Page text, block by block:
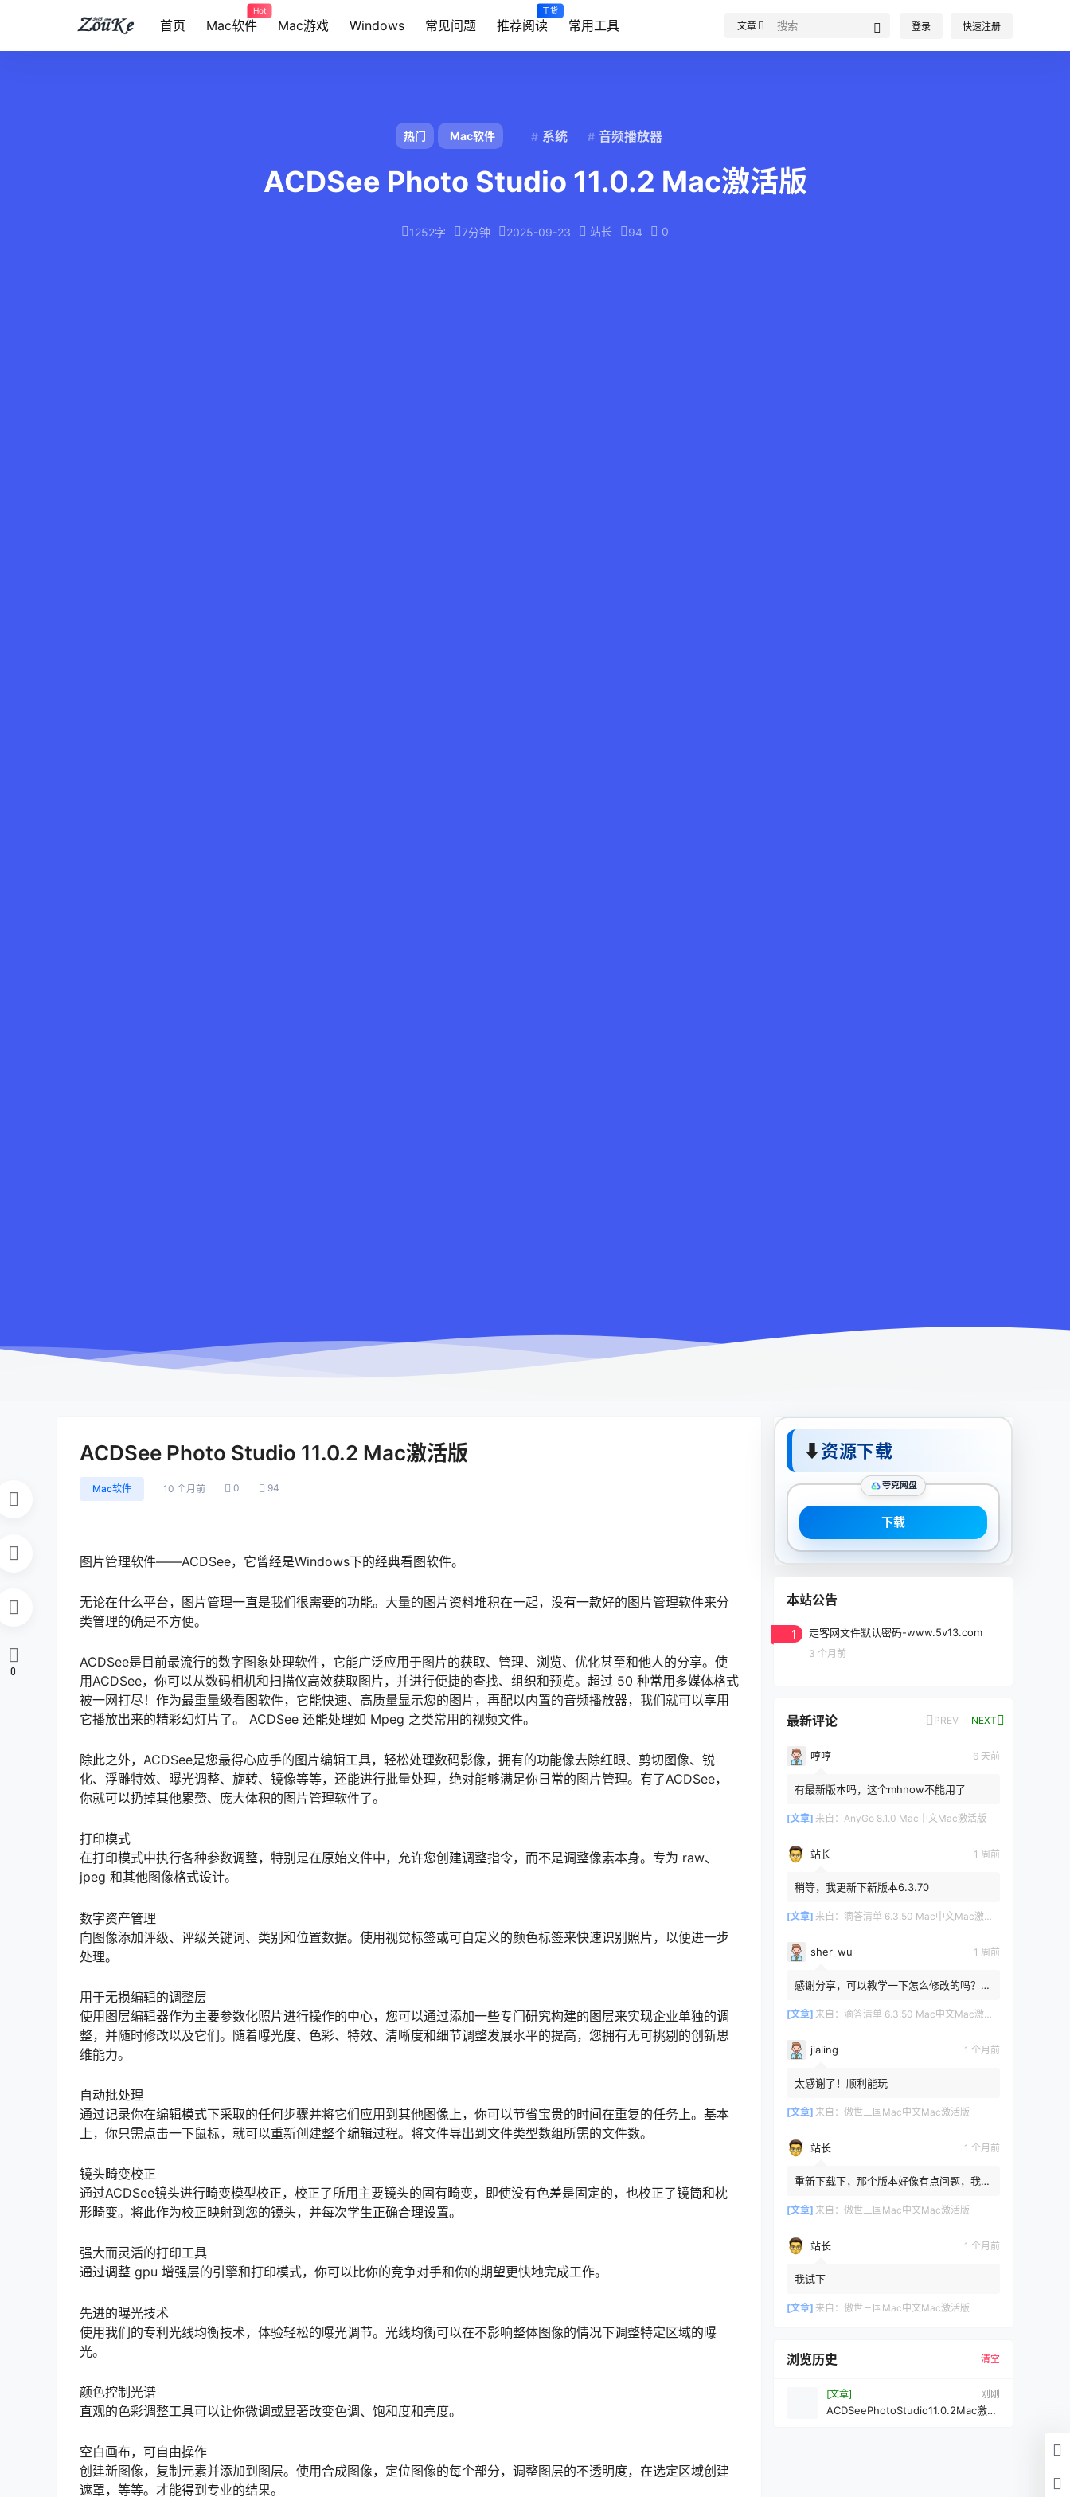
首页 Mac软件
Hot
Mac游戏 Windows 常见问题 推荐阅读
干货
常用工具 文章 登录 快速注册
热门 Mac软件 系统 音频播放器
ACDSee Photo Studio 11.0.2 Mac激活版
1252字 7分钟 2025-09-23 站长 94 0
ACDSee Photo Studio 11.0.2 Mac激活版
Mac软件 10 个月前 0 94
图片管理软件——ACDSee，它曾经是Windows下的经典看图软件。
无论在什么平台，图片管理一直是我们很需要的功能。大量的图片资料堆积在一起，没有一款好的图片管理软件来分
类管理的确是不方便。
ACDSee是目前最流行的数字图象处理软件，它能广泛应用于图片的获取、管理、浏览、优化甚至和他人的分享。使
用ACDSee，你可以从数码相机和扫描仪高效获取图片，并进行便捷的查找、组织和预览。超过 50 种常用多媒体格式
被一网打尽！作为最重量级看图软件，它能快速、高质量显示您的图片，再配以内置的音频播放器，我们就可以享用
它播放出来的精彩幻灯片了。 ACDSee 还能处理如 Mpeg 之类常用的视频文件。
除此之外，ACDSee是您最得心应手的图片编辑工具，轻松处理数码影像，拥有的功能像去除红眼、剪切图像、锐
化、浮雕特效、曝光调整、旋转、镜像等等，还能进行批量处理，绝对能够满足你日常的图片管理。有了ACDSee，
你就可以扔掉其他累赘、庞大体积的图片管理软件了。
打印模式
在打印模式中执行各种参数调整，特别是在原始文件中，允许您创建调整指令，而不是调整像素本身。专为 raw、
jpeg 和其他图像格式设计。
数字资产管理
向图像添加评级、评级关键词、类别和位置数据。使用视觉标签或可自定义的颜色标签来快速识别照片，以便进一步
处理。
用于无损编辑的调整层
使用图层编辑器作为主要参数化照片进行操作的中心，您可以通过添加一些专门研究构建的图层来实现企业单独的调
整，并随时修改以及它们。随着曝光度、色彩、特效、清晰度和细节调整发展水平的提高，您拥有无可挑剔的创新思
维能力。
自动批处理
通过记录你在编辑模式下采取的任何步骤并将它们应用到其他图像上，你可以节省宝贵的时间在重复的任务上。基本
上，你只需点击一下鼠标，就可以重新创建整个编辑过程。将文件导出到文件类型数组所需的文件数。
镜头畸变校正
通过ACDSee镜头进行畸变模型校正，校正了所用主要镜头的固有畸变，即使没有色差是固定的，也校正了镜筒和枕
形畸变。将此作为校正映射到您的镜头，并每次学生正确合理设置。
强大而灵活的打印工具
通过调整 gpu 增强层的引擎和打印模式，你可以比你的竞争对手和你的期望更快地完成工作。
先进的曝光技术
使用我们的专利光线均衡技术，体验轻松的曝光调节。光线均衡可以在不影响整体图像的情况下调整特定区域的曝
光。
颜色控制光谱
直观的色彩调整工具可以让你微调或显著改变色调、饱和度和亮度。
空白画布，可自由操作
创建新图像，复制元素并添加到图层。使用合成图像，定位图像的每个部分，调整图层的不透明度，在选定区域创建
遮罩，等等。才能得到专业的结果。
0
⬇资源下载
夸克网盘
下载
本站公告
1 走客网文件默认密码-www.5v13.com
3 个月前
最新评论 PREV NEXT
哼哼 6 天前
有最新版本吗，这个mhnow不能用了
[文章] 来自： AnyGo 8.1.0 Mac中文Mac激活版
站长 1 周前
稍等，我更新下新版本6.3.70
[文章] 来自： 滴答清单 6.3.50 Mac中文Mac激活版
sher_wu 1 周前
感谢分享，可以教学一下怎么修改的吗？目
[文章] 来自： 滴答清单 6.3.50 Mac中文Mac激活版
jialing 1 个月前
太感谢了！顺利能玩
[文章] 来自： 傲世三国Mac中文Mac激活版
站长 1 个月前
重新下载下，那个版本好像有点问题，我重
[文章] 来自： 傲世三国Mac中文Mac激活版
站长 1 个月前
我试下
[文章] 来自： 傲世三国Mac中文Mac激活版
浏览历史 清空
[文章] 刚刚
ACDSeePhotoStudio11.0.2Mac激活